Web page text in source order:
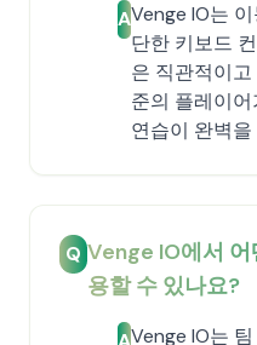
AVenge IO는
단한 키보드
은 직관적이
준의 플레이
연습이 완벽을
Q Venge IO에서
용할 수 있나요?
Venge IO는